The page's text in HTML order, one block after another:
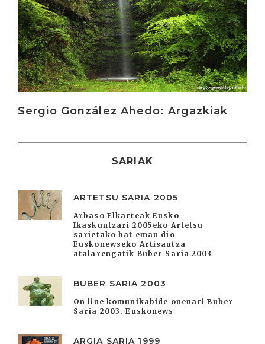
Sergio González Ahedo: Argazkiak
SARIAK
ARTETSU SARIA 2005
Arbaso Elkarteak Eusko
Ikaskuntzari 2005eko Artetsu
sarietako bat eman dio
Euskonewseko Artisautza
atalarengatik Buber Saria 2003
BUBER SARIA 2003
On line komunikabide onenari Buber
Saria 2003. Euskonews
ARGIA SARIA 1999